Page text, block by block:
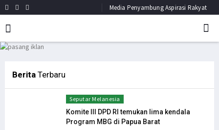
Media Penyambung Aspirasi Rakyat
×
Previous
Berita Terbaru
Seputar Melanesia
Komite III DPD RI temukan lima kendala
Program MBG di Papua Barat